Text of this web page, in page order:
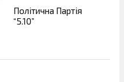
Політична Партія
“5.10”